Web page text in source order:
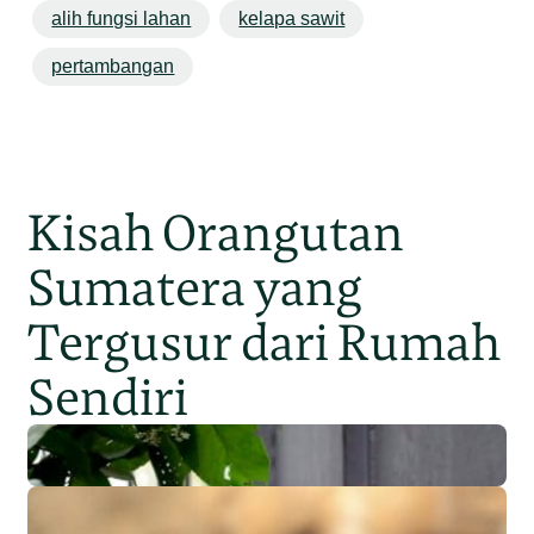
alih fungsi lahan kelapa sawit
pertambangan
Kisah Orangutan
Sumatera yang
Tergusur dari Rumah
Sendiri